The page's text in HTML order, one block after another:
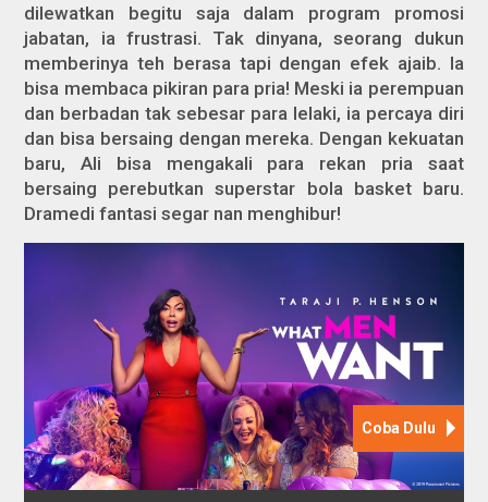
dilewatkan begitu saja dalam program promosi
jabatan, ia frustrasi. Tak dinyana, seorang dukun
memberinya teh berasa tapi dengan efek ajaib. Ia
bisa membaca pikiran para pria! Meski ia perempuan
dan berbadan tak sebesar para lelaki, ia percaya diri
dan bisa bersaing dengan mereka. Dengan kekuatan
baru, Ali bisa mengakali para rekan pria saat
bersaing perebutkan superstar bola basket baru.
Dramedi fantasi segar nan menghibur!